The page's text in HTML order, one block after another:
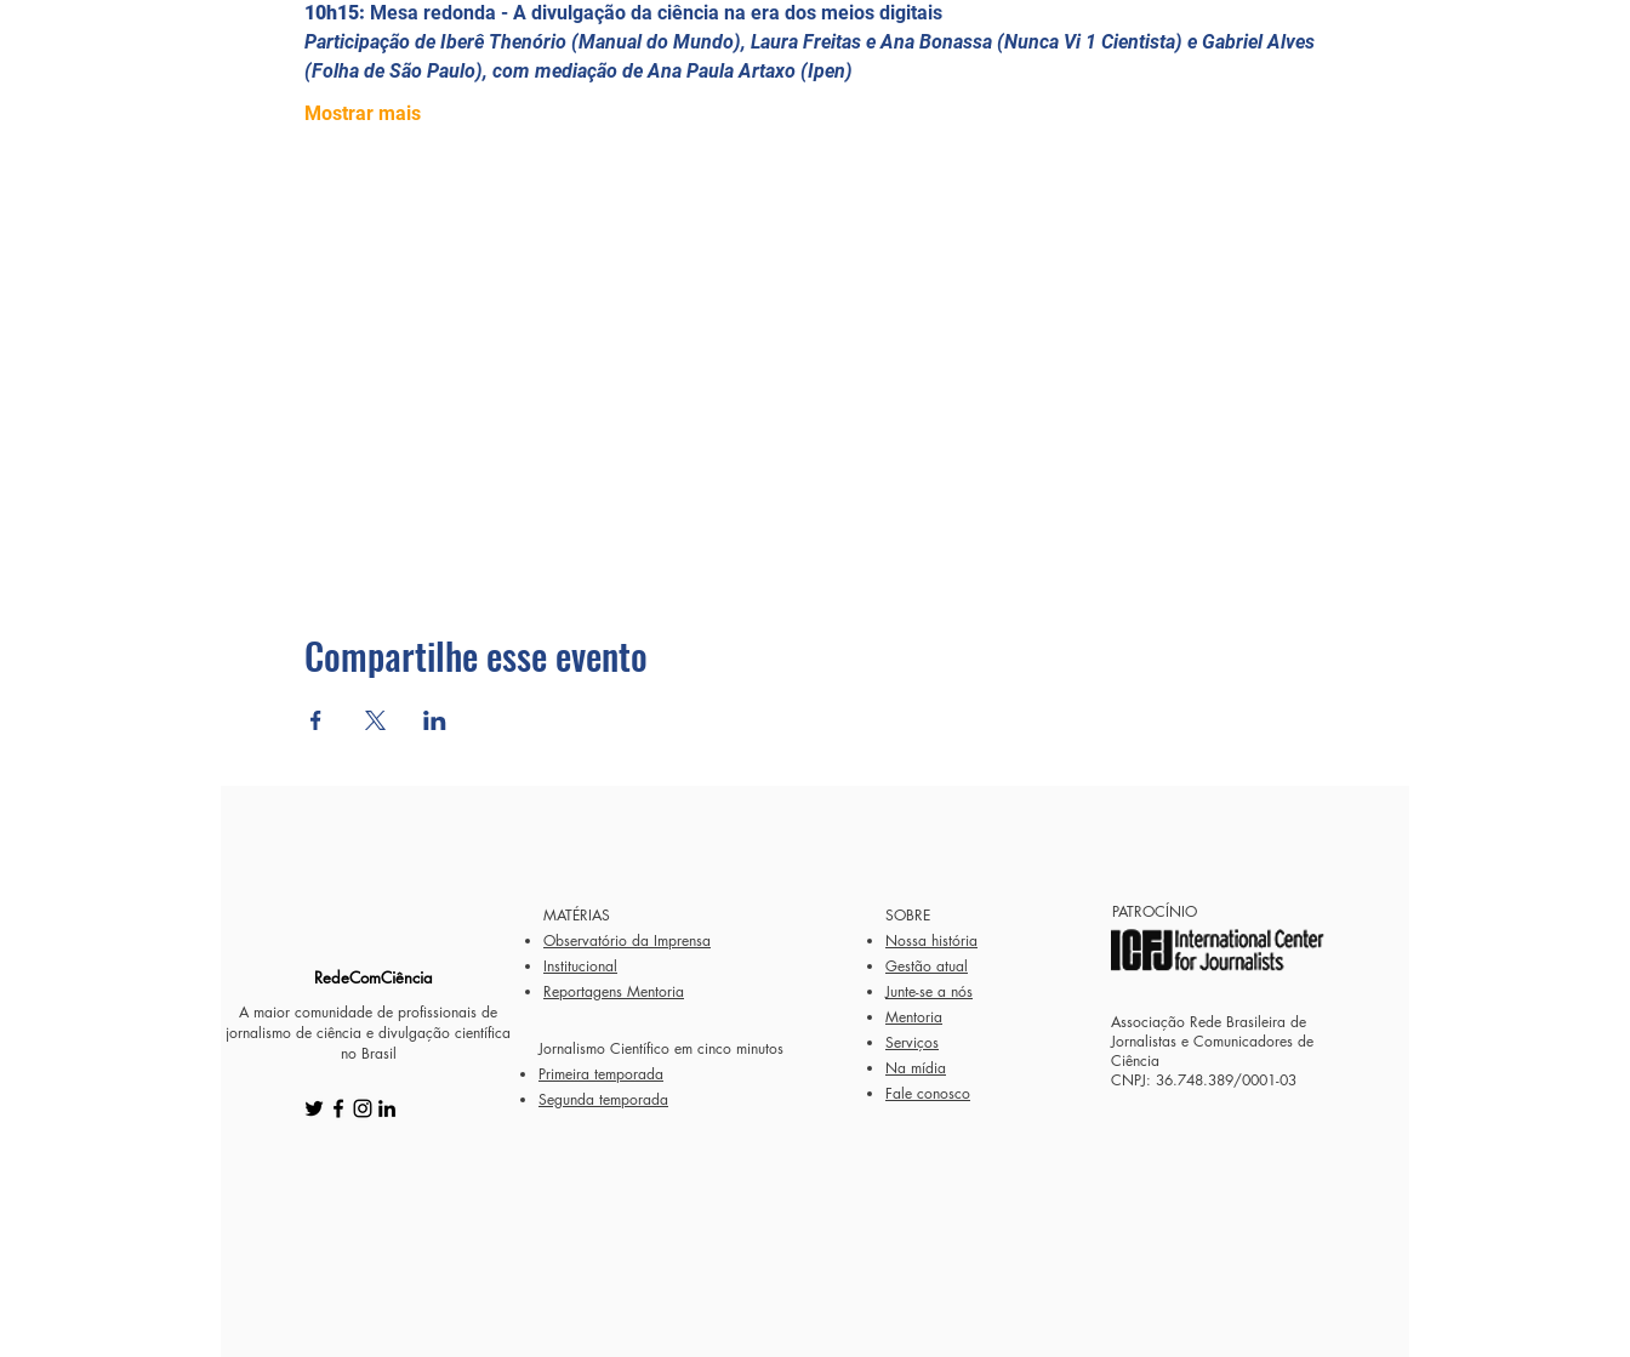
10h15: Mesa redonda - A divulgação da ciência na era dos meios digitais
Participação de Iberê Thenório (Manual do Mundo), Laura Freitas e Ana Bonassa (Nunca Vi 1 Cientista) e Gabriel Alves
(Folha de São Paulo), com mediação de Ana Paula Artaxo (Ipen)
Mostrar mais
Compartilhe esse evento
RedeComCiência
A maior comunidade de profissionais de
jornalismo de ciência e divulgação científica
no Brasil
MATÉRIAS
Observatório da Imprensa
Institucional
Reportagens Mentoria
Jornalismo Científico em cinco minutos
Primeira temporada
Segunda temporada
SOBRE
Nossa história
Gestão atual
Junte-se a nós
Mentoria
Serviços
Na mídia
Fale conosco
PATROCÍNIO
Associação Rede Brasileira de
Jornalistas e Comunicadores de
Ciência
CNPJ: 36.748.389/0001-03